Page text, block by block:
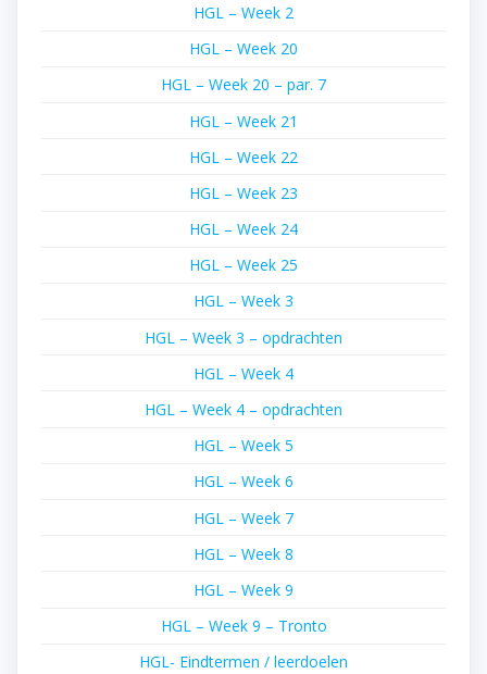
HGL – Week 2
HGL – Week 20
HGL – Week 20 – par. 7
HGL – Week 21
HGL – Week 22
HGL – Week 23
HGL – Week 24
HGL – Week 25
HGL – Week 3
HGL – Week 3 – opdrachten
HGL – Week 4
HGL – Week 4 – opdrachten
HGL – Week 5
HGL – Week 6
HGL – Week 7
HGL – Week 8
HGL – Week 9
HGL – Week 9 – Tronto
HGL- Eindtermen / leerdoelen